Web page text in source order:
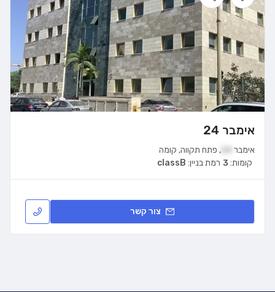
אימבר 24
אימבר , פתח תקווה, קומה
רמת בניין: classB קומות:3
צור קשר